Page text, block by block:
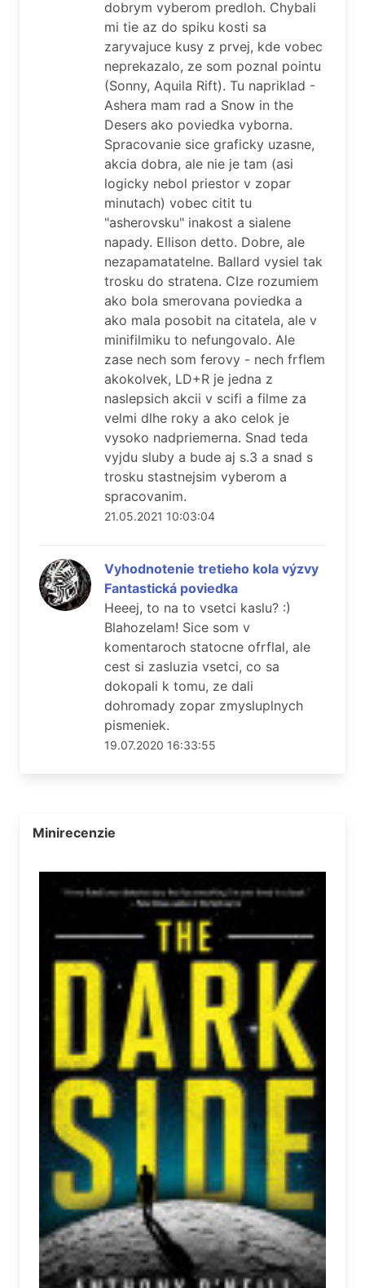
dobrym vyberom predloh. Chybali
mi tie az do spiku kosti sa
zaryvajuce kusy z prvej, kde vobec
neprekazalo, ze som poznal pointu
(Sonny, Aquila Rift). Tu napriklad -
Ashera mam rad a Snow in the
Desers ako poviedka vyborna.
Spracovanie sice graficky uzasne,
akcia dobra, ale nie je tam (asi
logicky nebol priestor v zopar
minutach) vobec citit tu
"asherovsku" inakost a sialene
napady. Ellison detto. Dobre, ale
nezapamatatelne. Ballard vysiel tak
trosku do stratena. CIze rozumiem
ako bola smerovana poviedka a
ako mala posobit na citatela, ale v
minifilmiku to nefungovalo. Ale
zase nech som ferovy - nech frflem
akokolvek, LD+R je jedna z
naslepsich akcii v scifi a filme za
velmi dlhe roky a ako celok je
vysoko nadpriemerna. Snad teda
vyjdu sluby a bude aj s.3 a snad s
trosku stastnejsim vyberom a
spracovanim.
21.05.2021 10:03:04
Vyhodnotenie tretieho kola výzvy
Fantastická poviedka
Heeej, to na to vsetci kaslu? :)
Blahozelam! Sice som v
komentaroch statocne ofrflal, ale
cest si zasluzia vsetci, co sa
dokopali k tomu, ze dali
dohromady zopar zmysluplnych
pismeniek.
19.07.2020 16:33:55
Minirecenzie